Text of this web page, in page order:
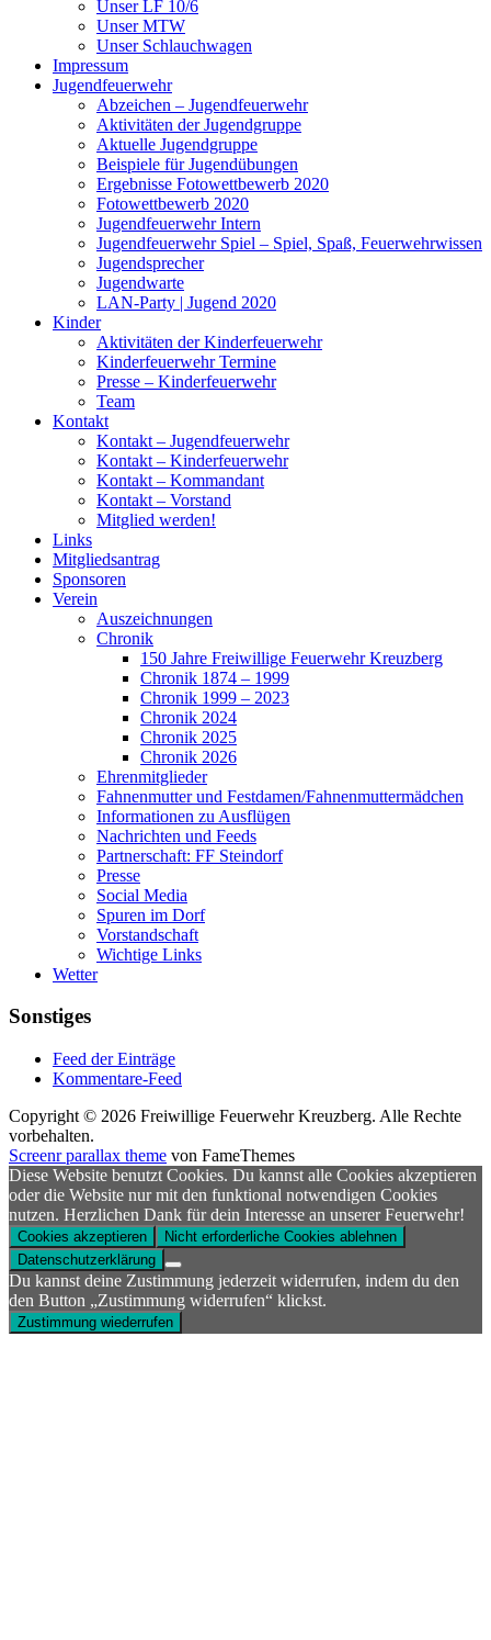
Unser LF 10/6
Unser MTW
Unser Schlauchwagen
Impressum
Jugendfeuerwehr
Abzeichen – Jugendfeuerwehr
Aktivitäten der Jugendgruppe
Aktuelle Jugendgruppe
Beispiele für Jugendübungen
Ergebnisse Fotowettbewerb 2020
Fotowettbewerb 2020
Jugendfeuerwehr Intern
Jugendfeuerwehr Spiel – Spiel, Spaß, Feuerwehrwissen
Jugendsprecher
Jugendwarte
LAN-Party | Jugend 2020
Kinder
Aktivitäten der Kinderfeuerwehr
Kinderfeuerwehr Termine
Presse – Kinderfeuerwehr
Team
Kontakt
Kontakt – Jugendfeuerwehr
Kontakt – Kinderfeuerwehr
Kontakt – Kommandant
Kontakt – Vorstand
Mitglied werden!
Links
Mitgliedsantrag
Sponsoren
Verein
Auszeichnungen
Chronik
150 Jahre Freiwillige Feuerwehr Kreuzberg
Chronik 1874 – 1999
Chronik 1999 – 2023
Chronik 2024
Chronik 2025
Chronik 2026
Ehrenmitglieder
Fahnenmutter und Festdamen/Fahnenmuttermädchen
Informationen zu Ausflügen
Nachrichten und Feeds
Partnerschaft: FF Steindorf
Presse
Social Media
Spuren im Dorf
Vorstandschaft
Wichtige Links
Wetter
Sonstiges
Feed der Einträge
Kommentare-Feed
Copyright © 2026 Freiwillige Feuerwehr Kreuzberg. Alle Rechte
vorbehalten.
Screenr parallax theme von FameThemes
Diese Website benutzt Cookies. Du kannst alle Cookies akzeptieren
oder die Website nur mit den funktional notwendigen Cookies
nutzen. Herzlichen Dank für dein Interesse an unserer Feuerwehr!
Cookies akzeptieren
Nicht erforderliche Cookies ablehnen
Datenschutzerklärung
Du kannst deine Zustimmung jederzeit widerrufen, indem du den
den Button „Zustimmung widerrufen“ klickst.
Zustimmung wiederrufen